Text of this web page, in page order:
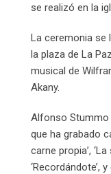
se realizó en la
La ceremonia se
la plaza de La
musical de
Akany.
Alfonso Stummo
que ha grabado
carne propia’,
‘Recordándote’,